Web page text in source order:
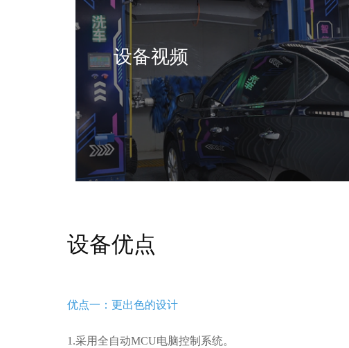
设备视频
设备优点
优点一：更出色的设计
1.采用全自动MCU电脑控制系统。